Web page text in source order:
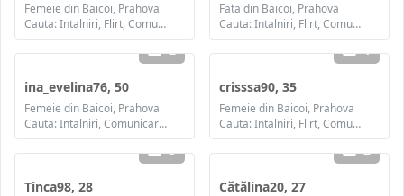
Femeie din Baicoi, Prahova
Cauta: Intalniri, Flirt, Comunicare / chat, Prietenie, Casatorie
Fata din Baicoi, Prahova
Cauta: Intalniri, Flirt, Comunicare / chat, Prietenie, Casatorie
2
ina_evelina76, 50
Femeie din Baicoi, Prahova
Cauta: Intalniri, Comunicare / chat, Prietenie, Casatorie
1
crisssa90, 35
Femeie din Baicoi, Prahova
Cauta: Intalniri, Flirt, Comunicare / chat, Prietenie, Casatorie
3
Tinca98, 28
2
Cătălina20, 27